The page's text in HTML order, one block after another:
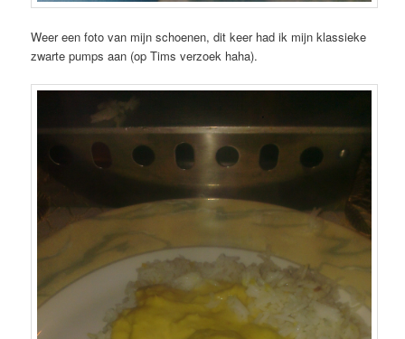
Weer een foto van mijn schoenen, dit keer had ik mijn klassieke
zwarte pumps aan (op Tims verzoek haha).